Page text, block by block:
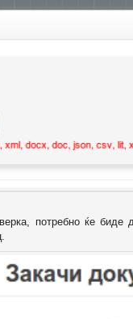
потребно ќе биде